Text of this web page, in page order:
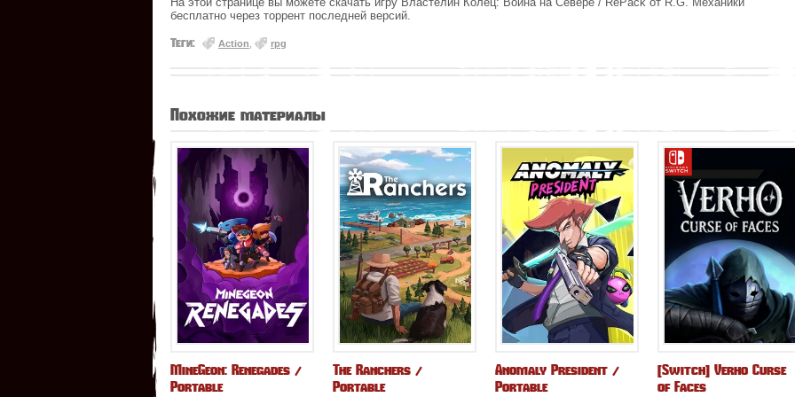
бесплатно через торрент последней версий.
Теги: Action rpg
Похожие материалы
MineGeon: Renegades /
Portable
The Ranchers /
Portable
Anomaly President /
Portable
[Switch] Verho Curse
of Faces